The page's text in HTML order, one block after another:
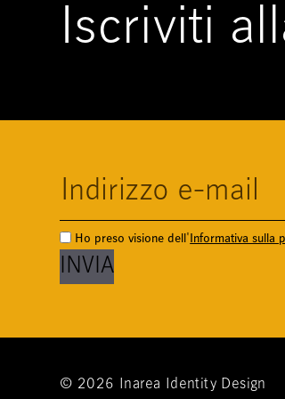
Iscriviti
Ho preso visione dell'Informativa sulla
© 2026 Inarea Identity Design